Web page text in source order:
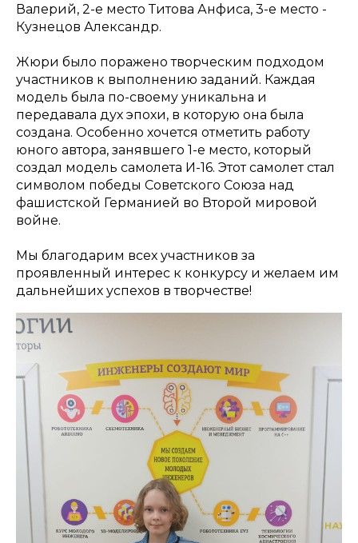
Валерий, 2-е место Титова Анфиса, 3-е место -
Кузнецов Александр.
Жюри было поражено творческим подходом
участников к выполнению заданий. Каждая
модель была по-своему уникальна и
передавала дух эпохи, в которую она была
создана. Особенно хочется отметить работу
юного автора, занявшего 1-е место, который
создал модель самолета И-16. Этот самолет стал
символом победы Советского Союза над
фашистской Германией во Второй мировой
войне.
Мы благодарим всех участников за
проявленный интерес к конкурсу и желаем им
дальнейших успехов в творчестве!